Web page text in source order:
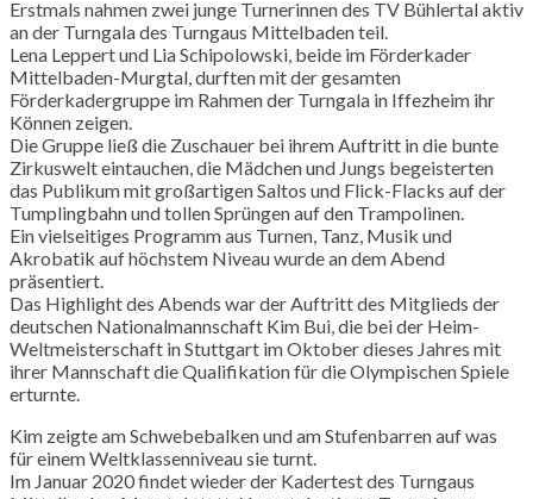
Erstmals nahmen zwei junge Turnerinnen des TV Bühlertal aktiv
an der Turngala des Turngaus Mittelbaden teil.
Lena Leppert und LiaSchipolowski, beide im Förderkader
Mittelbaden-Murgtal, durften mit der gesamten
Förderkadergruppe im Rahmen der Turngala in Iffezheim ihr
Können zeigen.
Die Gruppe ließ die Zuschauer bei ihrem Auftritt in die bunte
Zirkuswelt eintauchen, die Mädchen und Jungs begeisterten
das Publikum mit großartigen Saltos und Flick-Flacks auf der
Tumplingbahnund tollen Sprüngen auf den Trampolinen.
Ein vielseitiges Programm aus Turnen, Tanz, Musik und
Akrobatik auf höchstem Niveau wurde an dem Abend
präsentiert.
Das Highlight des Abends war der Auftritt des Mitglieds der
deutschen Nationalmannschaft Kim Bui, die bei der Heim-
Weltmeisterschaft in Stuttgart im Oktober dieses Jahres mit
ihrer Mannschaft die Qualifikation für die Olympischen Spiele
erturnte.
Kim zeigte am Schwebebalken und am Stufenbarren auf was
für einem Weltklassenniveau sie turnt.
Im Januar 2020 findet wieder der Kadertest des Turngaus